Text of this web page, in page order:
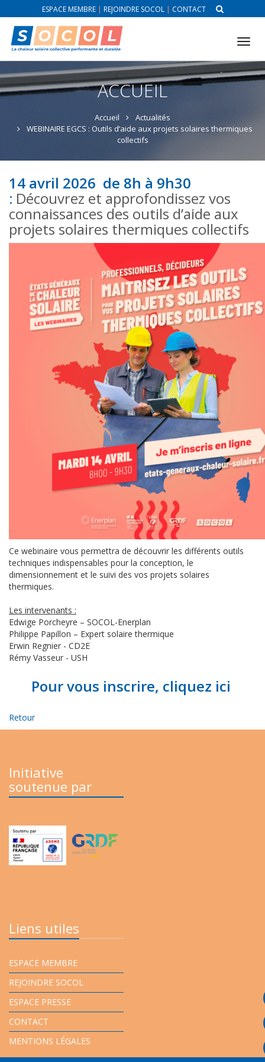
ESPACE MEMBRE| REJOINDRE SOCOL| CONTACT
ACCUEIL
Accueil
Actualités
WEBINAIRE EGCS : Outils d’aide aux projets solaires thermiques
collectifs
14 avril 2026 de 8h à 9h30
: Découvrez et approfondissez vos
connaissances des outils d’aide aux
projets solaires thermiques collectifs
Ce webinaire vous permettra de découvrir les différents outils
techniques indispensables pour la conception, le
dimensionnement et le suivi des vos projets solaires
thermiques.
Les intervenants :
Edwige Porcheyre – SOCOL-Enerplan
Philippe Papillon – Expert solaire thermique
Erwin Regnier - CD2E
Rémy Vasseur - USH
Pour vous inscrire, cliquez ici
Retour
Initiative
soutenue par
Liens utiles
ESPACE MEMBRE
REJOINDRE SOCOL
ESPACE PRESSE
CONTACT
MENTIONS LÉGALES